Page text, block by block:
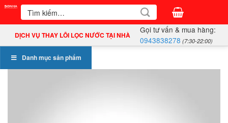
Bỏ
dung
Tìm
kiếm:
DỊCH VỤ THAY LÕI LỌC NƯỚC TẠI NHÀ
Gọi tư vấn & mua hàng:
0943838278 (7:30-22:00)
Danh mục sản phẩm